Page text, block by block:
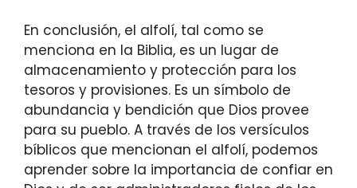
En conclusión, el alfolí, tal como se
menciona en la Biblia, es un lugar de
almacenamiento y protección para los
tesoros y provisiones. Es un símbolo de
abundancia y bendición que Dios provee
para su pueblo. A través de los versículos
bíblicos que mencionan el alfolí, podemos
aprender sobre la importancia de confiar en